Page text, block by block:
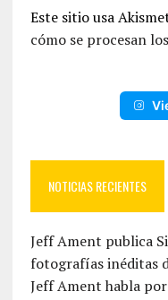
Este sitio usa
cómo se procesan
NOTICIAS RECIENTES
Jeff Ament publica
fotografías inéditas
Jeff Ament habla